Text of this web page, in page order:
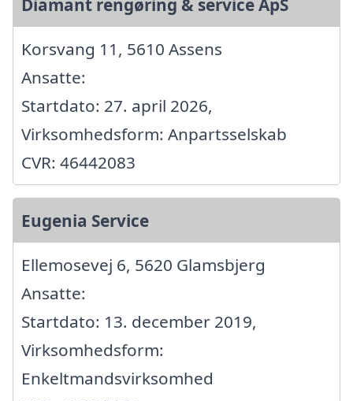
Korsvang 11, 5610 Assens
Ansatte:
Startdato: 27. april 2026,
Virksomhedsform: Anpartsselskab
CVR: 46442083
Eugenia Service
Ellemosevej 6, 5620 Glamsbjerg
Ansatte:
Startdato: 13. december 2019,
Virksomhedsform:
Enkeltmandsvirksomhed